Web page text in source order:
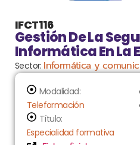
IFCT116
Gestión De La
Informática En La
Sector: Informática y
Modalidad:
Teleformación
Título:
Especialidad formativa